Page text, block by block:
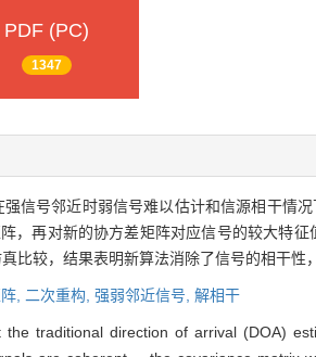
PDF (PC)
1347
信号邻近时弱信号难以估计和信源相干情
，再对新的协方差矩阵对应信号的较大特
比较，结果表明新算法消除了信号的相干
, 二次重构, 强弱邻近信号, 解相干
traditional direction of arrival (DOA)